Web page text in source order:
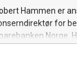
Hammen er
for
Norge.